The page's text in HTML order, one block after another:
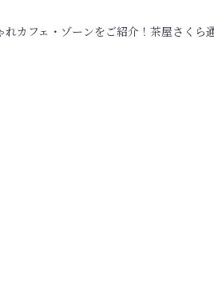
カフェ・ゾーンをご紹介！茶屋さくら